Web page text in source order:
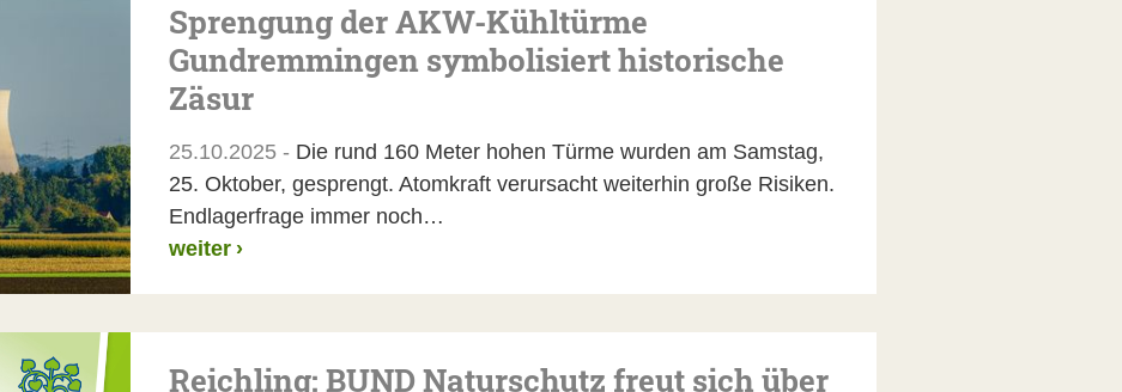
Sprengung der AKW-Kühltürme
Gundremmingen symbolisiert historische
Zäsur
25.10.2025 - Die rund 160 Meter hohen Türme wurden am Samstag,
25. Oktober, gesprengt. Atomkraft verursacht weiterhin große Risiken.
Endlagerfrage immer noch…
weiter ›
Reichling: BUND Naturschutz freut sich über